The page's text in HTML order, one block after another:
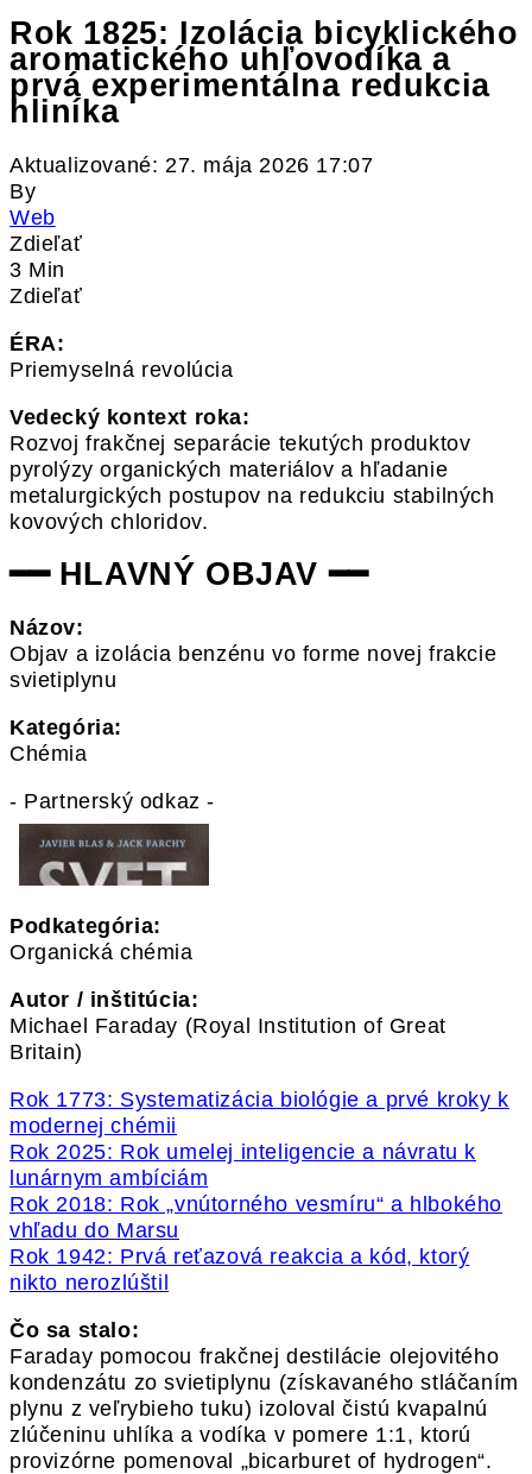
Rok 1825: Izolácia bicyklického
aromatického uhľovodíka a
prvá experimentálna redukcia
hliníka
Aktualizované: 27. mája 2026 17:07
By
Web
Zdieľať
3 Min
Zdieľať
ÉRA:
Priemyselná revolúcia
Vedecký kontext roka:
Rozvoj frakčnej separácie tekutých produktov
pyrolýzy organických materiálov a hľadanie
metalurgických postupov na redukciu stabilných
kovových chloridov.
━━ HLAVNÝ OBJAV ━━
Názov:
Objav a izolácia benzénu vo forme novej frakcie
svietiplynu
Kategória:
Chémia
- Partnerský odkaz -
Podkategória:
Organická chémia
Autor / inštitúcia:
Michael Faraday (Royal Institution of Great
Britain)
Rok 1773: Systematizácia biológie a prvé kroky k
modernej chémii
Rok 2025: Rok umelej inteligencie a návratu k
lunárnym ambíciám
Rok 2018: Rok „vnútorného vesmíru“ a hlbokého
vhľadu do Marsu
Rok 1942: Prvá reťazová reakcia a kód, ktorý
nikto nerozlúštil
Čo sa stalo:
Faraday pomocou frakčnej destilácie olejovitého
kondenzátu zo svietiplynu (získavaného stláčaním
plynu z veľrybieho tuku) izoloval čistú kvapalnú
zlúčeninu uhlíka a vodíka v pomere 1:1, ktorú
provizórne pomenoval „bicarburet of hydrogen“.